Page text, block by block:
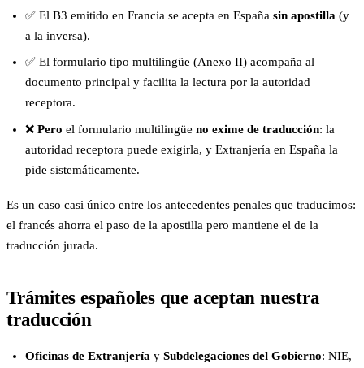
✅ El B3 emitido en Francia se acepta en España sin apostilla (y
a la inversa).
✅ El formulario tipo multilingüe (Anexo II) acompaña al
documento principal y facilita la lectura por la autoridad
receptora.
❌ Pero el formulario multilingüe no exime de traducción: la
autoridad receptora puede exigirla, y Extranjería en España la
pide sistemáticamente.
Es un caso casi único entre los antecedentes penales que traducimos:
el francés ahorra el paso de la apostilla pero mantiene el de la
traducción jurada.
Trámites españoles que aceptan nuestra
traducción
Oficinas de Extranjería y Subdelegaciones del Gobierno: NIE,